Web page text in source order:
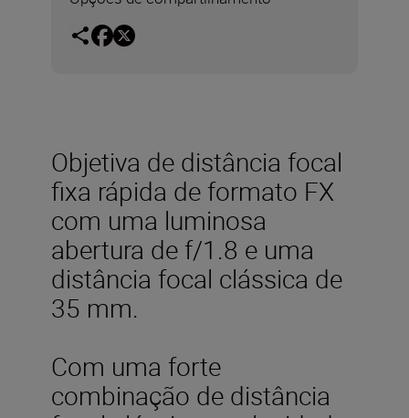
Objetiva de distância focal
fixa rápida de formato FX
com uma luminosa
abertura de f/1.8 e uma
distância focal clássica de
35 mm.
Com uma forte
combinação de distância